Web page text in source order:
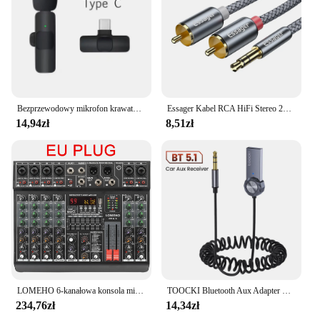
14,94zł
Essager Kabel RCA HiFi Stereo 2RCA do 3,5 mm Kabel audio AUX RCA Jack 3,5 Y Rozdzielacz do wzmacniaczy Audio Kabel do kina domowego RCA
8,51zł
234,76zł 14,34zł